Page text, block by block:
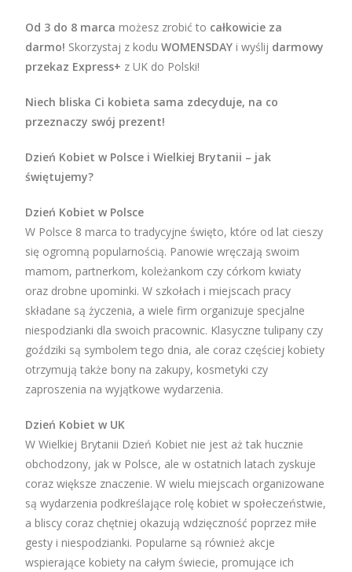
Od 3 do 8 marca możesz zrobić to całkowicie za
darmo! Skorzystaj z koduWOMENSDAY i wyślij darmowy
przekaz Express+ z UK do Polski!
Niech bliska Ci kobieta sama zdecyduje, na co
przeznaczy swój prezent!
Dzień Kobiet w Polsce i Wielkiej Brytanii – jak
świętujemy?
Dzień Kobiet w Polsce
W Polsce 8 marca to tradycyjne święto, które od lat cieszy
się ogromną popularnością. Panowie wręczają swoim
mamom, partnerkom, koleżankom czy córkom kwiaty
oraz drobne upominki. W szkołach i miejscach pracy
składane są życzenia, a wiele firm organizuje specjalne
niespodzianki dla swoich pracownic. Klasyczne tulipany czy
goździki są symbolem tego dnia, ale coraz częściej kobiety
otrzymują także bony na zakupy, kosmetyki czy
zaproszenia na wyjątkowe wydarzenia.
Dzień Kobiet w UK
W Wielkiej Brytanii Dzień Kobiet nie jest aż tak hucznie
obchodzony, jak w Polsce, ale w ostatnich latach zyskuje
coraz większe znaczenie. W wielu miejscach organizowane
są wydarzenia podkreślające rolę kobiet w społeczeństwie,
a bliscy coraz chętniej okazują wdzięczność poprzez miłe
gesty i niespodzianki. Popularne są również akcje
wspierające kobiety na całym świecie, promujące ich